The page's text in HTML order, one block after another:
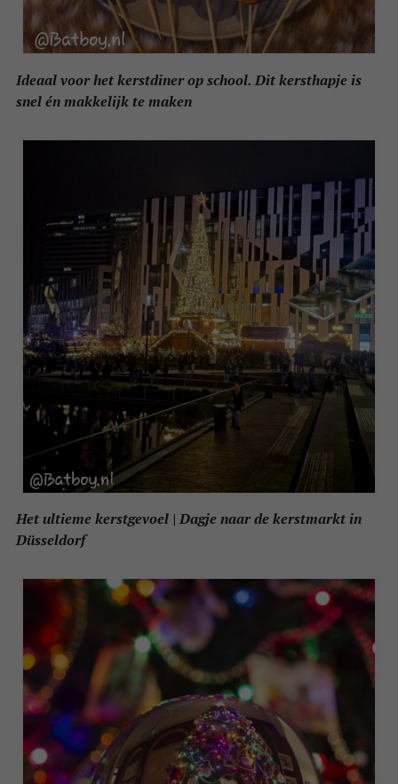
Ideaal voor het kerstdiner op school. Dit kersthapje is
snel én makkelijk te maken
Het ultieme kerstgevoel | Dagje naar de kerstmarkt in
Düsseldorf